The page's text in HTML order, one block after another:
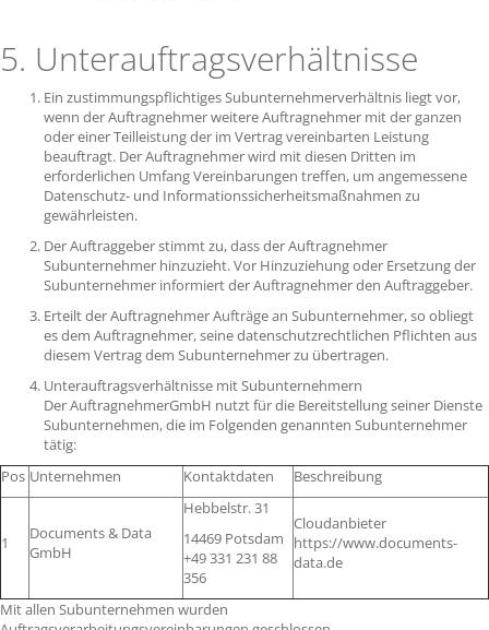
5. Unterauftragsverhältnisse
Ein zustimmungspflichtiges Subunternehmerverhältnis liegt vor,
wenn der Auftragnehmer weitere Auftragnehmer mit der ganzen
oder einer Teilleistung der im Vertrag vereinbarten Leistung
beauftragt. Der Auftragnehmer wird mit diesen Dritten im
erforderlichen Umfang Vereinbarungen treffen, um angemessene
Datenschutz- und Informationssicherheitsmaßnahmen zu
gewährleisten.
Der Auftraggeber stimmt zu, dass der Auftragnehmer
Subunternehmer hinzuzieht. Vor Hinzuziehung oder Ersetzung der
Subunternehmer informiert der Auftragnehmer den Auftraggeber.
Erteilt der Auftragnehmer Aufträge an Subunternehmer, so obliegt
es dem Auftragnehmer, seine datenschutzrechtlichen Pflichten aus
diesem Vertrag dem Subunternehmer zu übertragen.
Unterauftragsverhältnisse mit Subunternehmern
Der AuftragnehmerGmbH nutzt für die Bereitstellung seiner Dienste
Subunternehmen, die im Folgenden genannten Subunternehmer
tätig:
Pos Unternehmen Kontaktdaten Beschreibung
1
Documents & Data
GmbH
Hebbelstr. 31
14469 Potsdam
+49 331 231 88
356
Cloudanbieter
https://www.documents-
data.de
Mit allen Subunternehmen wurden